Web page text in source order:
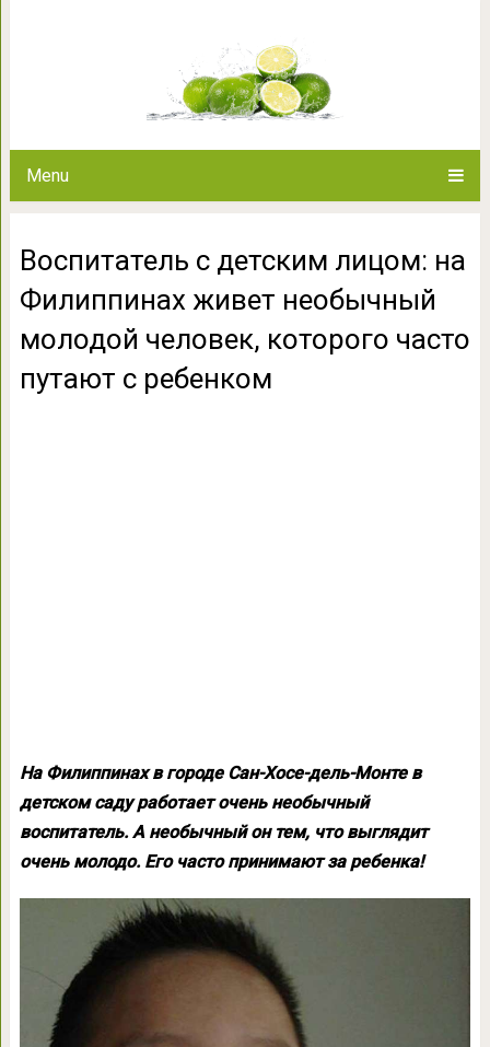
Menu
необычный молодой
Воспитатель с детским лицом: на
Филиппинах живет необычный
молодой человек, которого часто
путают с ребенком
На Филиппинах в городе Сан-Хосе-дель-Монте в
детском саду работает очень необычный
воспитатель. А необычный он тем, что выглядит
очень молодо. Его часто принимают за ребенка!